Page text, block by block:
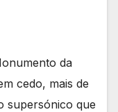
da
cedo, mais de
supersónico que